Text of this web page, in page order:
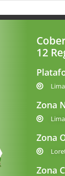
12
Lima
Zona
Zona
Zona